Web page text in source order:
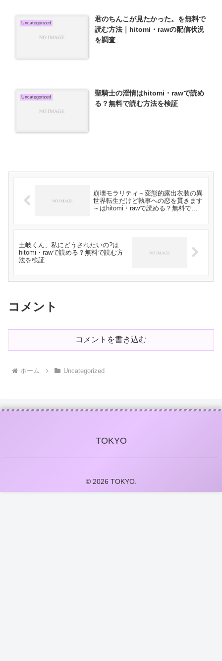
Uncategorized
君のちんこが見たかった。を無料で
読む方法｜hitomi・rawの配信状況
を調査
Uncategorized
聖騎士の淫情はhitomi・rawで読め
る？無料で読む方法を検証
崩壊モラリティ～変態的露出衣装の異
世界転生だけど執事への恋を貫きます
～はhitomi・rawで読める？無料で読
土岐くん、私にどうされたいの?は
hitomi・rawで読める？無料で読む方
法を検証
コメント
コメントを書き込む
ホーム Uncategorized
TOKYO
© 2026 TOKYO.